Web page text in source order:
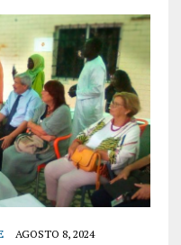
AGOSTO 8, 2024